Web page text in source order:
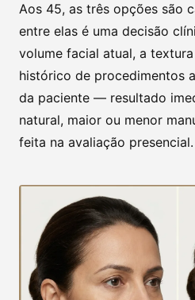
Aos 45, as três opções são
entre elas é uma decisão
volume facial atual, a
histórico de procedimentos
da paciente — resultado
natural, maior ou menor
feita na avaliação presencial.